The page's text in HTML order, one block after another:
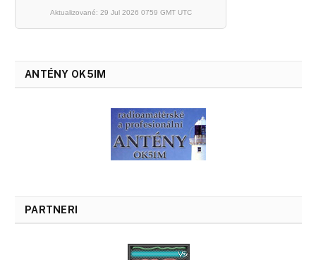
Aktualizované: 29 Jul 2026 0759 GMT UTC
ANTÉNY OK5IM
PARTNERI